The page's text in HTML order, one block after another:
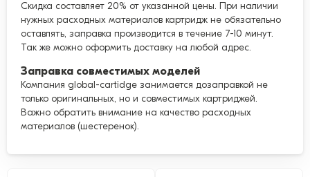
Скидка составляет 20% от указанной цены. При наличии
нужных расходных материалов картридж не обязательно
оставлять, заправка производится в течение 7-10 минут.
Так же можно оформить доставку на любой адрес.
Заправка совместимых моделей
Компания global-cartidge занимается дозаправкой не
только оригинальных, но и совместимых картриджей.
Важно обратить внимание на качество расходных
материалов (шестеренок).